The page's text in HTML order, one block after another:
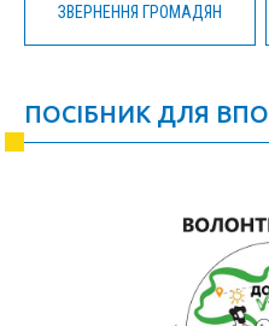
ЗВЕРНЕННЯ ГРОМАДЯН
ПОСІБНИК ДЛЯ ВПО